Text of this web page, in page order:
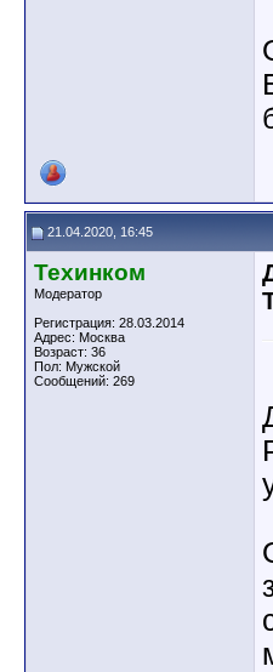
21.04.2020, 16:45
Техинком
Модератор
Регистрация: 28.03.2014
Адрес: Москва
Возраст: 36
Пол: Мужской
Сообщений: 269